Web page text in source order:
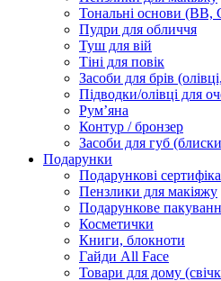
Тональні основи (BB,
Пудри для обличчя
Туш для вій
Тіні для повік
Засоби для брів
Підводки/олівці для
Румʼяна
Контур / бронзер
Засоби для губ
Подарунки
Подарункові
Пензлики для макіяжу
Подарункове
Косметички
Книги, блокноти
Гайди All Face
Товари для дому